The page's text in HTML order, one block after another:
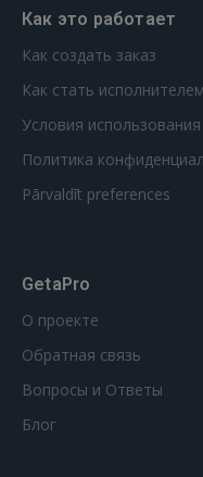
Как это работает
Как создать заказ
Как стать исполнителем
Условия использования
Политика
Pārvaldīt preferences
GetaPro
О проекте
Обратная связь
Вопросы и Ответы
Блог